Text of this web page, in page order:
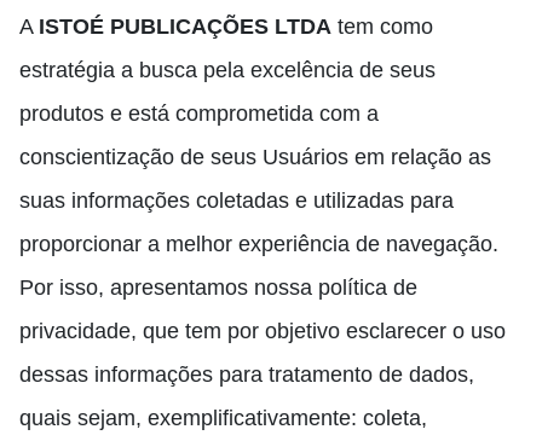
A ISTOÉ PUBLICAÇÕES LTDA tem como
estratégia a busca pela excelência de seus
produtos e está comprometida com a
conscientização de seus Usuários em relação as
suas informações coletadas e utilizadas para
proporcionar a melhor experiência de navegação.
Por isso, apresentamos nossa política de
privacidade, que tem por objetivo esclarecer o uso
dessas informações para tratamento de dados,
quais sejam, exemplificativamente: coleta,